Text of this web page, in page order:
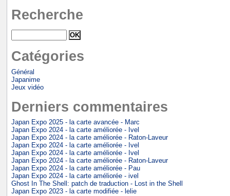
Recherche
Catégories
Général
Japanime
Jeux vidéo
Derniers commentaires
Japan Expo 2025 - la carte avancée - Marc
Japan Expo 2024 - la carte améliorée - Ivel
Japan Expo 2024 - la carte améliorée - Raton-Laveur
Japan Expo 2024 - la carte améliorée - Ivel
Japan Expo 2024 - la carte améliorée - Ivel
Japan Expo 2024 - la carte améliorée - Raton-Laveur
Japan Expo 2024 - la carte améliorée - Pau
Japan Expo 2024 - la carte améliorée - ivel
Ghost In The Shell: patch de traduction - Lost in the Shell
Japan Expo 2023 - la carte modifiée - lelie